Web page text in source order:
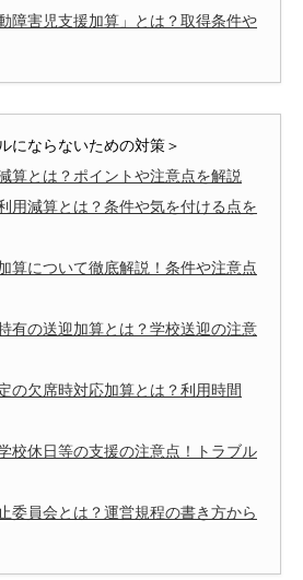
障害児支援加算」とは？取得条件や
にならないための対策＞
算とは？ポイントや注意点を解説
用減算とは？条件や気を付ける点を
算について徹底解説！条件や注意点
有の送迎加算とは？学校送迎の注意
の欠席時対応加算とは？利用時間
校休日等の支援の注意点！トラブル
委員会とは？運営規程の書き方から